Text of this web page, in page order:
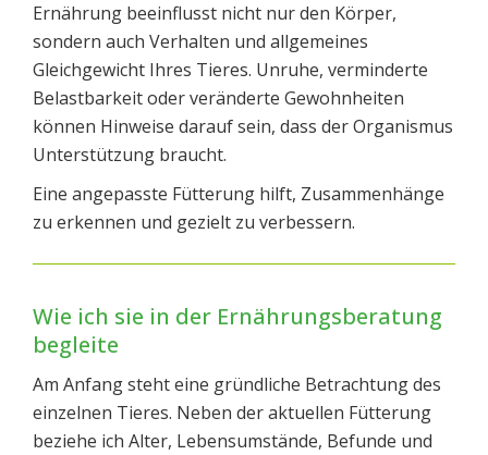
Ernährung beeinflusst nicht nur den Körper,
sondern auch Verhalten und allgemeines
Gleichgewicht Ihres Tieres. Unruhe, verminderte
Belastbarkeit oder veränderte Gewohnheiten
können Hinweise darauf sein, dass der Organismus
Unterstützung braucht.
Eine angepasste Fütterung hilft, Zusammenhänge
zu erkennen und gezielt zu verbessern.
Wie ich sie in der Ernährungsberatung
begleite
Am Anfang steht eine gründliche Betrachtung des
einzelnen Tieres. Neben der aktuellen Fütterung
beziehe ich Alter, Lebensumstände, Befunde und